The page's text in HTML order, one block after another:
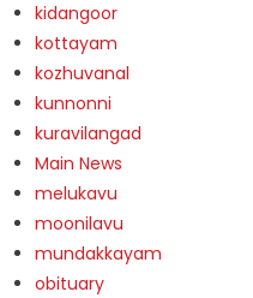
kidangoor
kottayam
kozhuvanal
kunnonni
kuravilangad
Main News
melukavu
moonilavu
mundakkayam
obituary